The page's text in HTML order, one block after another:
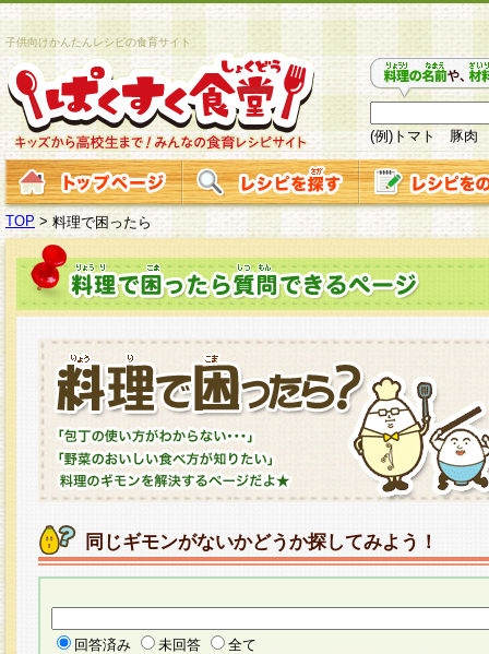
子供向けかんたんレシピの食育サイト
(例)トマト 豚肉
TOP >料理で困ったら
同じギモンがないかどうか探してみよう！
回答済み 未回答 全て